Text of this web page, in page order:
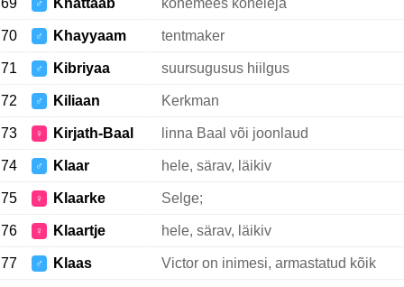
69 ♂ Khattaab kõnemees kõneleja
70 ♂ Khayyaam tentmaker
71 ♂ Kibriyaa suursugusus hiilgus
72 ♂ Kiliaan Kerkman
73 ♀ Kirjath-Baal linna Baal või joonlaud
74 ♂ Klaar hele, särav, läikiv
75 ♀ Klaarke Selge;
76 ♀ Klaartje hele, särav, läikiv
77 ♂ Klaas Victor on inimesi, armastatud kõik